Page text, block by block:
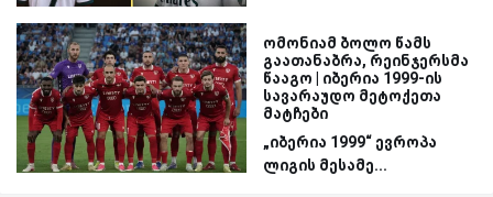
ომონიამ ბოლო წამს
გაათანაბრა, რეინჯერსმა
წააგო | იბერია 1999-ის
სავარაუდო მეტოქეთა
მატჩები
„იბერია 1999“ ევროპა
ლიგის მესამე...